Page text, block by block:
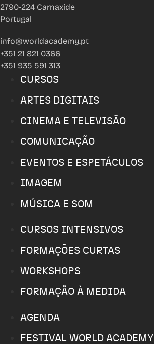
2790-224 Carnaxide
Portugal
info@worldacademy.pt
+351 21 821 0366
+351 935 591 313
CURSOS
ARTES DIGITAIS
CINEMA E TELEVISÃO
COMUNICAÇÃO
EVENTOS E ESPETÁCULOS
IMAGEM
MÚSICA E SOM
CURSOS INTENSIVOS
FORMAÇÕES CURTAS
WORKSHOPS
FORMAÇÃO À MEDIDA
AGENDA
FESTIVAL WORLD ACADEMY